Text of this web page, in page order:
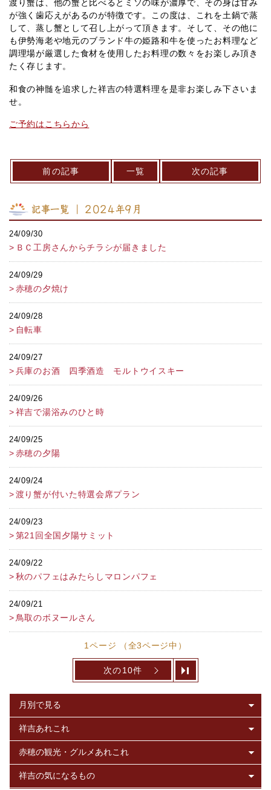
渡り蟹は、他の蟹と比べるとミソの味が濃厚で、その身は甘み
が強く歯応えがあるのが特徴です。この度は、これを土鍋で蒸
して、蒸し蟹として召し上がって頂きます。そして、その他に
も伊勢海老や地元のブランド牛の姫路和牛を使ったお料理など
調理場が厳選した食材を使用したお料理の数々をお楽しみ頂き
たく存じます。
和食の神髄を追求した祥吉の特選料理を是非お楽しみ下さいま
せ。
ご予約はこちらから
前の記事 一覧 次の記事
記事一覧 ｜ 2024年9月
24/09/30
ＢＣ工房さんからチラシが届きました
24/09/29
赤穂の夕焼け
24/09/28
自転車
24/09/27
兵庫のお酒 四季酒造 モルトウイスキー
24/09/26
祥吉で湯浴みのひと時
24/09/25
赤穂の夕陽
24/09/24
渡り蟹が付いた特選会席プラン
24/09/23
第21回全国夕陽サミット
24/09/22
秋のパフェはみたらしマロンパフェ
24/09/21
鳥取のボヌールさん
1ページ （全3ページ中）
次の10件